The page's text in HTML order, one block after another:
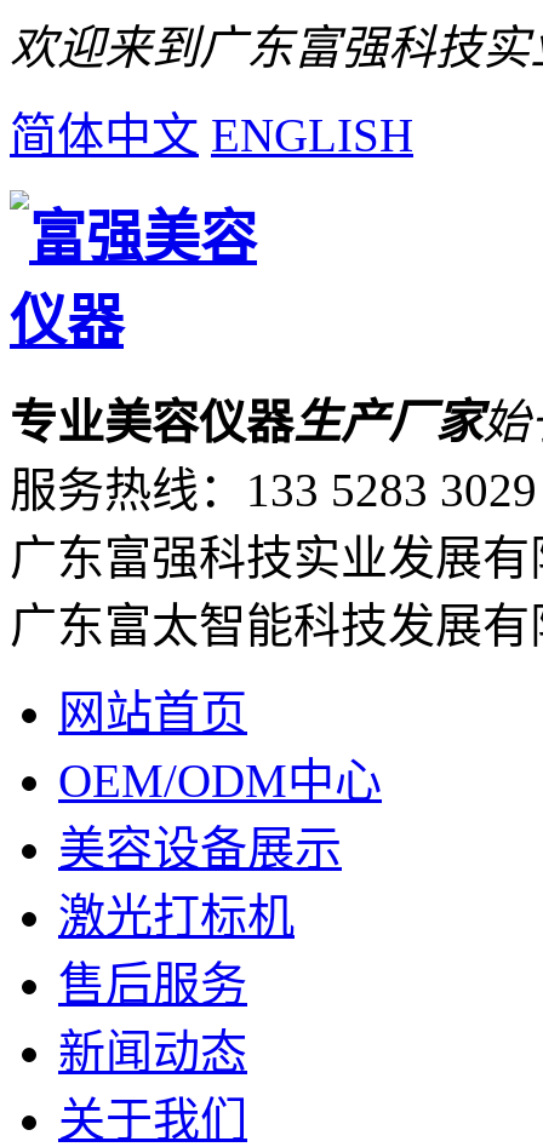
欢迎来到广东富强科技
简体中文 ENGLISH
专业美容仪器生产厂家始
服务热线： 133 5283 3029
广东富强科技实业发展
广东富太智能科技发展
网站首页
OEM/ODM中心
美容设备展示
激光打标机
售后服务
新闻动态
关于我们